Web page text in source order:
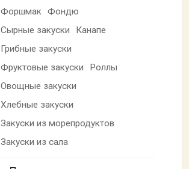
Форшмак Фондю
Сырные закуски
Канапе
Грибные закуски
Фруктовые закуски
Роллы
Овощные закуски
Хлебные закуски
Закуски из морепродуктов
Закуски из сала